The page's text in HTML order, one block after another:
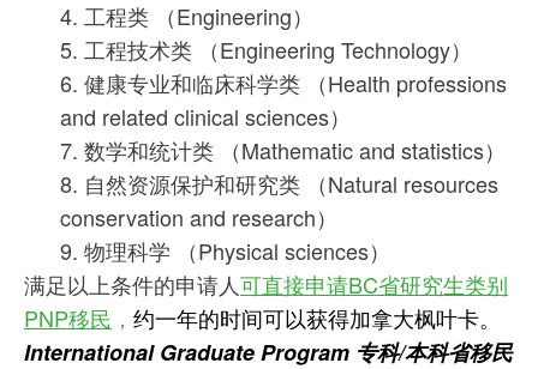
4. 工程类 （Engineering）
5. 工程技术类 （Engineering Technology）
6. 健康专业和临床科学类 （Health professions
and related clinical sciences）
7. 数学和统计类 （Mathematic and statistics）
8. 自然资源保护和研究类 （Natural resources
conservation and research）
9. 物理科学 （Physical sciences）
满足以上条件的申请人可直接申请BC省研究生类别
PNP移民 ， 约一年的时间可以获得加拿大枫叶卡。
International Graduate Program 专科/本科省移民